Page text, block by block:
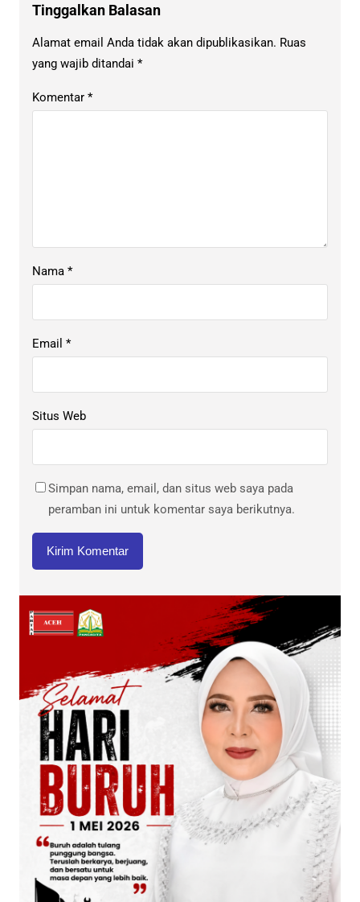
Tinggalkan Balasan
Alamat email Anda tidak akan dipublikasikan. Ruas
yang wajib ditandai *
Komentar *
Nama *
Email *
Situs Web
Simpan nama, email, dan situs web saya pada
peramban ini untuk komentar saya berikutnya.